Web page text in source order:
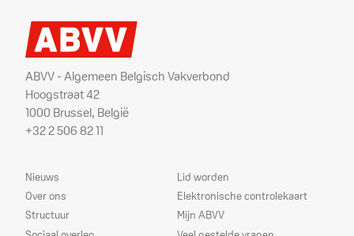
ABVV - Algemeen Belgisch Vakverbond
Hoogstraat 42
1000 Brussel, België
+32 2 506 82 11
Sitemap
Nieuws
Over ons
Structuur
Dienstverlening
Lid worden
Elektronische controlekaart
Mijn ABVV